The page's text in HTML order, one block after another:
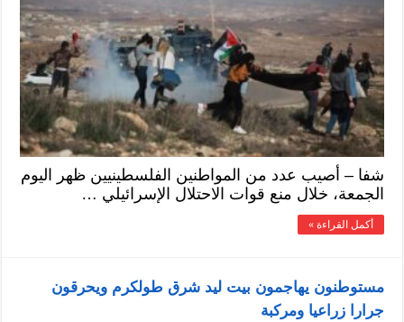
شفا – أصيب عدد من المواطنين الفلسطينيين ظهر اليوم
الجمعة، خلال منع قوات الاحتلال الإسرائيلي …
أكمل القراءة »
مستوطنون يهاجمون بيت ليد شرق طولكرم ويحرقون
جرارا زراعيا ومركبة